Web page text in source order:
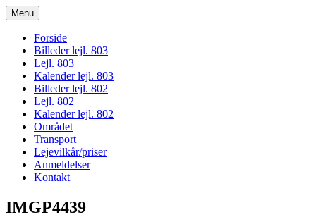
bogodtcostadelsol.dk
Menu
Forside
Billeder lejl. 803
Lejl. 803
Kalender lejl. 803
Billeder lejl. 802
Lejl. 802
Kalender lejl. 802
Området
Transport
Lejevilkår/priser
Anmeldelser
Kontakt
IMGP4439